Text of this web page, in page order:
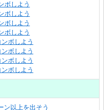
ボしよう
ボしよう
ボしよう
ボしよう
ボしよう
ボしよう
ボしよう
ボしよう
ン以上を出そう